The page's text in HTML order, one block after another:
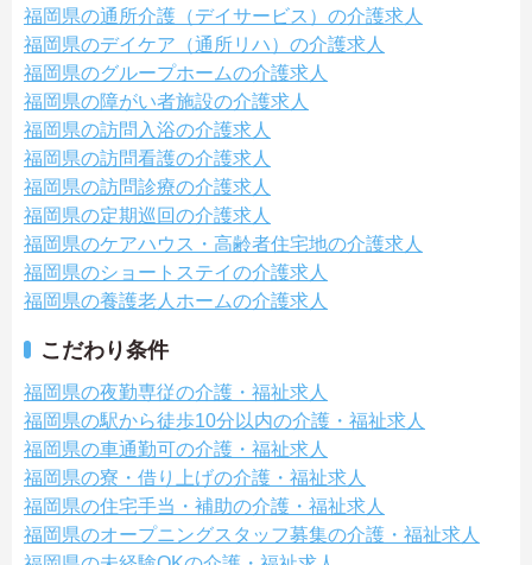
福岡県の通所介護（デイサービス）の介護求人
福岡県のデイケア（通所リハ）の介護求人
福岡県のグループホームの介護求人
福岡県の障がい者施設の介護求人
福岡県の訪問入浴の介護求人
福岡県の訪問看護の介護求人
福岡県の訪問診療の介護求人
福岡県の定期巡回の介護求人
福岡県のケアハウス・高齢者住宅地の介護求人
福岡県のショートステイの介護求人
福岡県の養護老人ホームの介護求人
こだわり条件
福岡県の夜勤専従の介護・福祉求人
福岡県の駅から徒歩10分以内の介護・福祉求人
福岡県の車通勤可の介護・福祉求人
福岡県の寮・借り上げの介護・福祉求人
福岡県の住宅手当・補助の介護・福祉求人
福岡県のオープニングスタッフ募集の介護・福祉求人